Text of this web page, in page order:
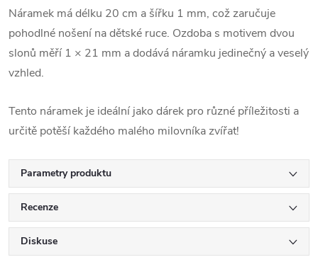
Náramek má délku 20 cm a šířku 1 mm, což zaručuje
pohodlné nošení na dětské ruce. Ozdoba s motivem dvou
slonů měří 1 × 21 mm a dodává náramku jedinečný a veselý
vzhled.
Tento náramek je ideální jako dárek pro různé příležitosti a
určitě potěší každého malého milovníka zvířat!
Parametry produktu
Recenze
Diskuse